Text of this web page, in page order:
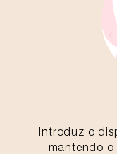
Introduz o
mantendo